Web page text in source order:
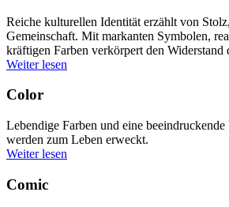
Reiche kulturellen Identität erzählt von
Gemeinschaft. Mit markanten Symbolen,
kräftigen Farben verkörpert den
Weiter lesen
Color
Lebendige Farben und eine
werden zum Leben erweckt.
Weiter lesen
Comic